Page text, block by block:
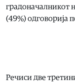
градоначалникот
(49%) одговорија
Речиси две